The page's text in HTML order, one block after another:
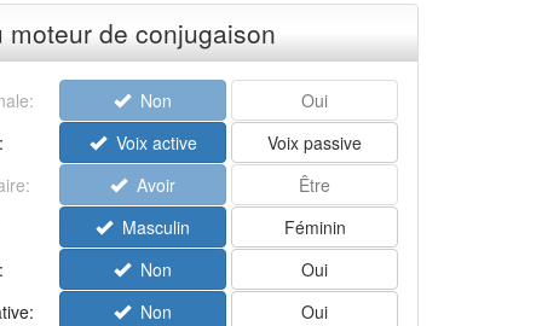
moteur de conjugaison
Non
Oui
Voix active
Voix passive
Avoir
Être
Masculin
Féminin
Non
Oui
Non
Oui